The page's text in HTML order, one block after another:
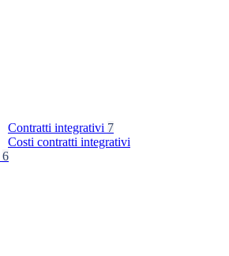
Contratti integrativi 7
Costi contratti integrativi
6